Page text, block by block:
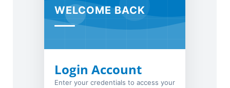
WELCOME BACK
Login Account
Enter your credentials to access your